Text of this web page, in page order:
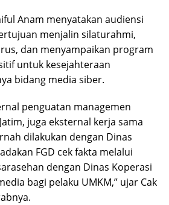
Anam menyatakan audiensi
menjalin silaturahmi,
dan menyampaikan program
untuk kesejahteraan
bidang media siber.
penguatan managemen
juga eksternal kerja sama
dilakukan dengan Dinas
FGD cek fakta melalui
dengan Dinas Koperasi
bagi pelaku UMKM,” ujar Cak